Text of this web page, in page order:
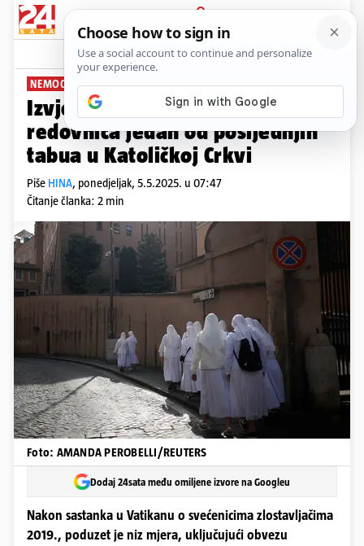
PRIJAVA
News Komentari
NEMOGUĆE IGNORIRATI
Izvješće: Zlostavljanje
redovnica jedan od posljednjih
tabua u Katoličkoj Crkvi
Piše HINA, ponedjeljak, 5.5.2025. u 07:47
Čitanje članka: 2 min
Foto: AMANDA PEROBELLI/REUTERS
Dodaj 24sata među omiljene izvore na Googleu
Nakon sastanka u Vatikanu o svećenicima zlostavljačima
2019., poduzet je niz mjera, uključujući obvezu